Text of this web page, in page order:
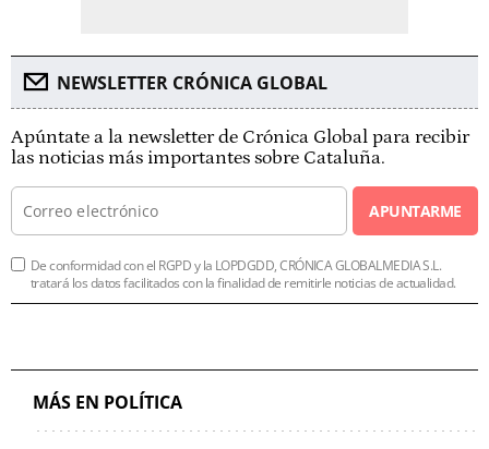
NEWSLETTER CRÓNICA GLOBAL
Apúntate a la newsletter de Crónica Global para recibir
las noticias más importantes sobre Cataluña.
APUNTARME
De conformidad con el RGPD y la LOPDGDD, CRÓNICA GLOBALMEDIA S.L.
tratará los datos facilitados con la finalidad de remitirle noticias de actualidad.
MÁS EN POLÍTICA